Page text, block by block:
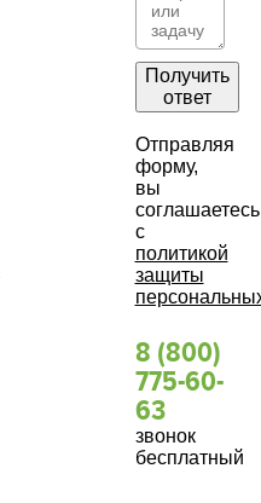
Получить
ответ
Отправляя
форму,
вы
соглашаетесь
с
политикой
защиты
8 (800)
775-60-
63
звонок
бесплатный